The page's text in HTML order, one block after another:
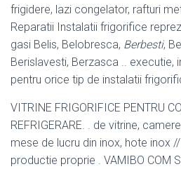
frigidere, lazi congelator, rafturi
Reparatii Instalatii frigorifice
gasi Belis, Belobresca, Berbesti,
Berislavesti, Berzasca .. executie,
pentru orice tip de instalatii
VITRINE FRIGORIFICE PENTRU
REFRIGERARE. . de vitrine,
mese de lucru din inox, hote inox
productie proprie . VAMIBO COM